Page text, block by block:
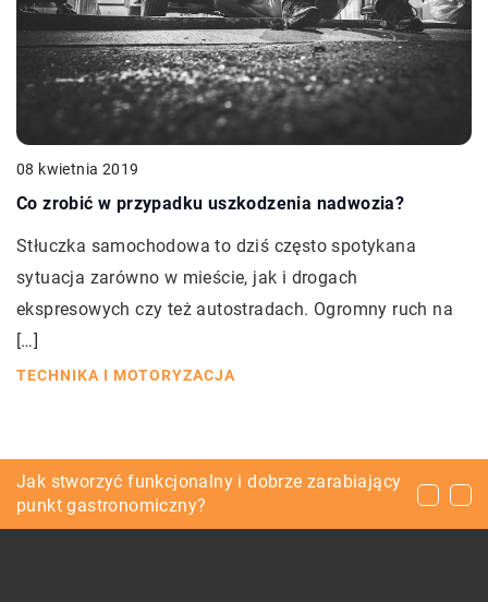
08 kwietnia 2019
Co zrobić w przypadku uszkodzenia nadwozia?
Stłuczka samochodowa to dziś często spotykana
sytuacja zarówno w mieście, jak i drogach
ekspresowych czy też autostradach. Ogromny ruch na
[…]
TECHNIKA I MOTORYZACJA
Jak zadbać o więcej roślinności w swoim
mieszkaniu?
Jak stworzyć funkcjonalny i dobrze zarabiający
punkt gastronomiczny?
Jak dopasować kanapy i narożniki do wielkości
salonu?